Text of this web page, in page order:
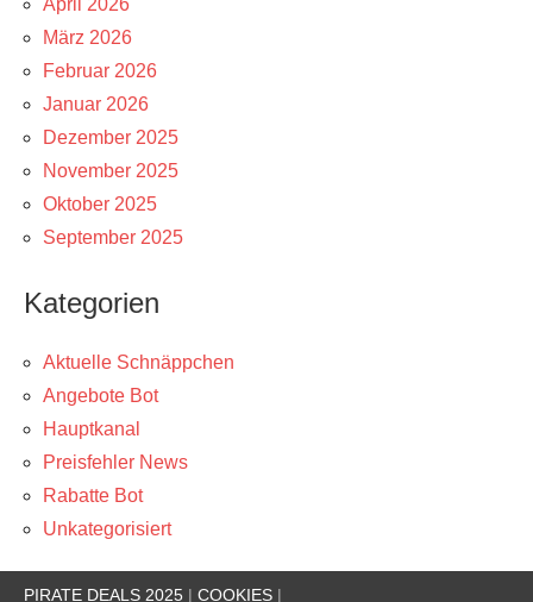
April 2026
März 2026
Februar 2026
Januar 2026
Dezember 2025
November 2025
Oktober 2025
September 2025
Kategorien
Aktuelle Schnäppchen
Angebote Bot
Hauptkanal
Preisfehler News
Rabatte Bot
Unkategorisiert
PIRATE DEALS 2025 | COOKIES |